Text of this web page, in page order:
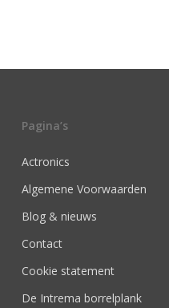
Pagina’s
Actronics
Algemene Voorwaarden
Blog & nieuws
Contact
Cookie statement
De Intrema borrelplank